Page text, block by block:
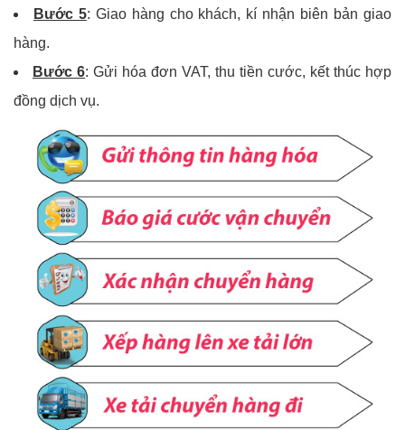
Bước 5: Giao hàng cho khách, kí nhận biên bản giao
hàng.
Bước 6: Gửi hóa đơn VAT, thu tiền cước, kết thúc hợp
đồng dịch vụ.